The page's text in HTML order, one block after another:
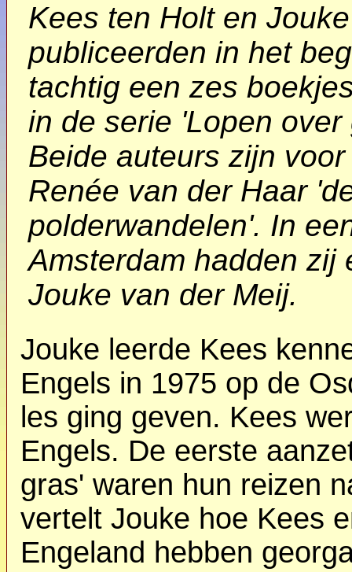
Kees ten Holt en
publiceerden in het
tachtig een zes
in de serie 'Lopen
Beide auteurs zijn
Renée van der Haar
polderwandelen'. In
Amsterdam hadden zij
Jouke van der Meij.
Jouke leerde Kees
Engels in 1975 op de
les ging geven. Kees
Engels. De eerste
gras' waren hun reizen
vertelt Jouke hoe Kees
Engeland hebben